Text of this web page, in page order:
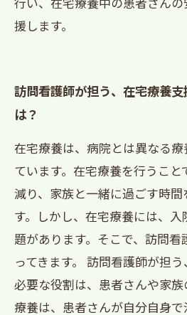
援します。
訪問看護師が担う、在宅療養
は？
在宅療養は、病院とは異なる
ています。在宅療養を行うこ
減り、家族と一緒に過ごす時
す。しかし、在宅療養には、
題があります。そこで、訪問
ってきます。 訪問看護師が担
必要な役割は、患者さんや家
療養は、患者さんが自分自身